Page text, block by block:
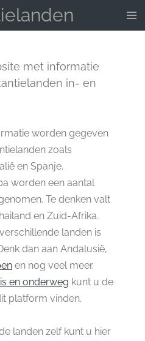
met informatie
in- en
worden gegeven
zoals
en Spanje.
worden een aantal
Te denken valt
en Zuid-Afrika.
landen is
dan aan Andalusië,
en nog veel meer.
en onderweg kunt u de
platform vinden.
landen zelf kunt u hier